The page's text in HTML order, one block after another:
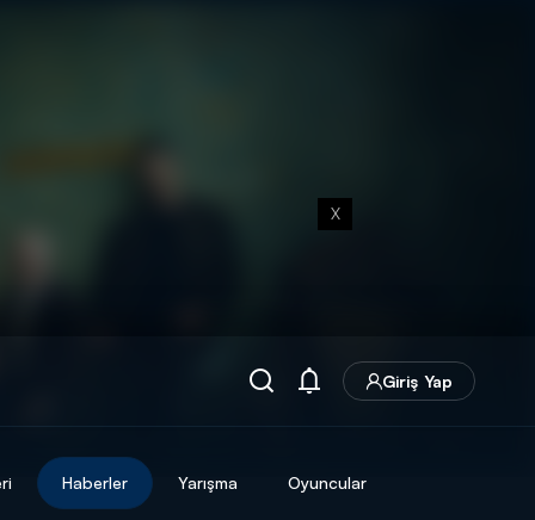
X
Giriş Yap
Haberler Yarışma Oyuncular